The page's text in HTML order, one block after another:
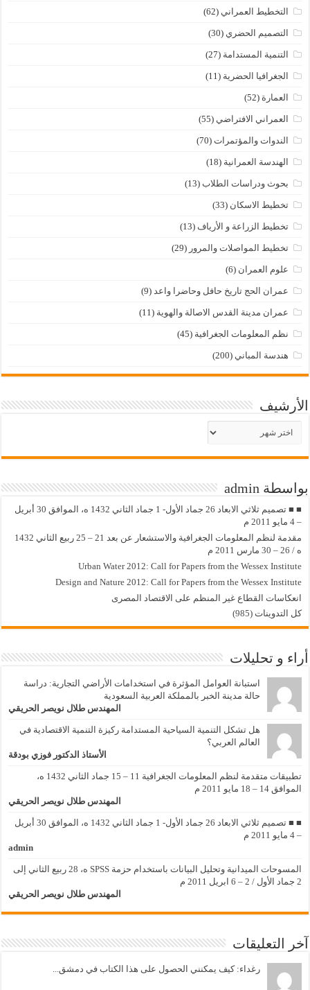
التخطيط العمراني (62)
التصميم الحضري (30)
التنمية المستدامة (27)
الجغرافيا الحضرية (11)
العمارة (52)
العمراني الافتراضي (55)
الندوات والمؤتمرات (70)
الهندسة العمرانية (18)
بحوث ودراسات الطلاب (13)
تخطيط الاسكان (33)
تخطيط الزراعة و الأرياف (13)
تخطيط المواصلات والمرور (29)
علوم العمران (6)
عمران الحج تاريخ حافل وحاضرا واعد (9)
عمران مدينة القدس الاصالة والهوية (11)
نظم المعلومات الجغرافية (45)
هندسة المباني (200)
الأرشيف
الأرشيف
بواسطة admin
■ ■ تصميم ثلاثي الابعاد 26 جماد الأول- 1 جماد الثاني 1432 ه، الموافق 30 أبريل
– 4 مايو 2011 م
مقدمة لنظم المعلومات الجغرافية والاستشعار عن بعد 21 – 25 ربيع الثاني 1432
ه / 26 – 30 مارس 2011 م
Urban Water 2012: Call for Papers from the Wessex Institute
Design and Nature 2012: Call for Papers from the Wessex Institute‏
انعكاسات القطاع غير المنظم على الاقتصاد المصرى
كل التدوينات (985)
أراء و تحليلات
استبانة العوامل المؤثرة في استخدامات الأراضي التجارية: دراسة
حالة مدينة الخبر بالمملكة العربية السعودية
المهندس طلال نويصر الحريقي
هل تشكل التنمية السياحية المستدامة ركيزة التنمية الاقتصادية في
العالم العربي؟
الأستاذ الدكتور فوزي بودقة
تطبيقات متقدمة لنظم المعلومات الجغرافية 11 – 15 جماد الثاني 1432 ه،
الموافق 14 – 18 مايو 2011 م
المهندس طلال نويصر الحريقي
■ ■ تصميم ثلاثي الابعاد 26 جماد الأول- 1 جماد الثاني 1432 ه، الموافق 30 أبريل
– 4 مايو 2011 م
admin
المسوحات الميدانية وتحليل البيانات باستخدام حزمة SPSS ه، 28 ربيع الثاني إلى
2 جماد الأول / 2 – 6 ابريل 2011 م
المهندس طلال نويصر الحريقي
آخر التعليقات
رغداء: كيف يمكنني الحصول على هذا الكتاب في دمشق...